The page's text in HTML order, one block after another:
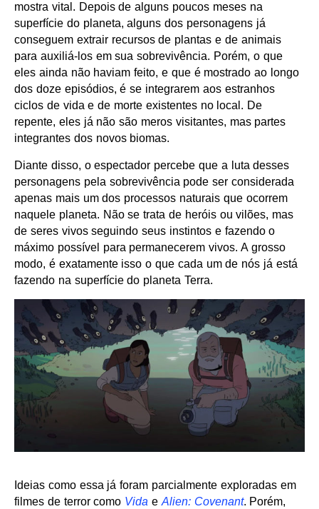
mostra vital. Depois de alguns poucos meses na
superfície do planeta, alguns dos personagens já
conseguem extrair recursos de plantas e de animais
para auxiliá-los em sua sobrevivência. Porém, o que
eles ainda não haviam feito, e que é mostrado ao longo
dos doze episódios, é se integrarem aos estranhos
ciclos de vida e de morte existentes no local. De
repente, eles já não são meros visitantes, mas partes
integrantes dos novos biomas.
Diante disso, o espectador percebe que a luta desses
personagens pela sobrevivência pode ser considerada
apenas mais um dos processos naturais que ocorrem
naquele planeta. Não se trata de heróis ou vilões, mas
de seres vivos seguindo seus instintos e fazendo o
máximo possível para permanecerem vivos. A grosso
modo, é exatamente isso o que cada um de nós já está
fazendo na superfície do planeta Terra.
Ideias como essa já foram parcialmente exploradas em
filmes de terror como Vida e Alien: Covenant. Porém,